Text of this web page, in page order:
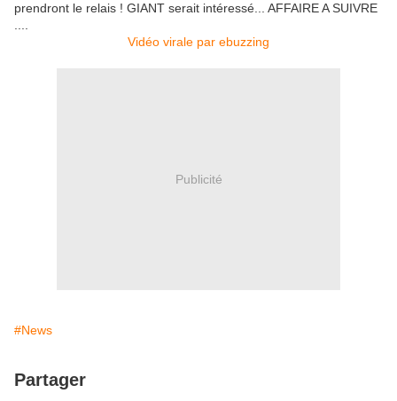
prendront le relais ! GIANT serait intéressé... AFFAIRE A SUIVRE
Vidéo virale par ebuzzing
Publicité
#News
Partager